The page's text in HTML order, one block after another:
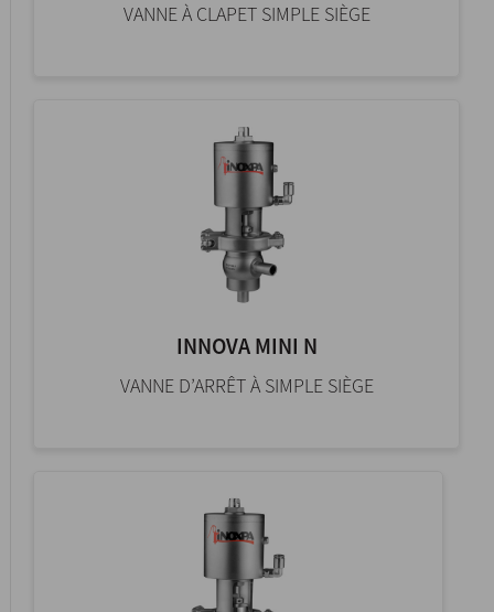
VANNE À CLAPET SIMPLE SIÈGE
INNOVA MINI N
VANNE D’ARRÊT À SIMPLE SIÈGE